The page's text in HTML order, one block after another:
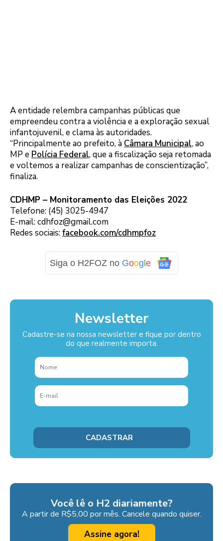
A entidade relembra campanhas públicas que
empreendeu contra a violência e a exploração sexual
infantojuvenil, e clama às autoridades.
“Principalmente ao prefeito, à Câmara Municipal, ao
MP e Polícia Federal, que a fiscalização seja retomada
e voltemos a realizar campanhas de conscientização”,
finaliza.
CDHMP – Monitoramento das Eleições 2022
Telefone: (45) 3025-4947
E-mail: cdhfoz@gmail.com
Redes sociais:facebook.com/cdhmpfoz
Siga o H2FOZ no Google
Newsletter
Cadastre-se na nossa newsletter e fique por dentro
do que realmente importa.
Você lê o H2 diariamente?
A partir de R$5,00 por mês. Cancele quando quiser.
Assine agora!